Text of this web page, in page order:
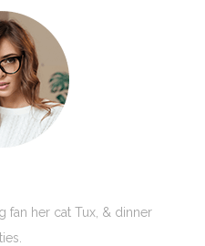
fan her cat Tux, & dinner